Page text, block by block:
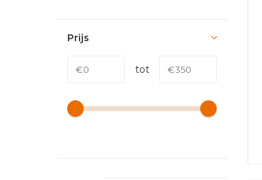
Prijs
tot